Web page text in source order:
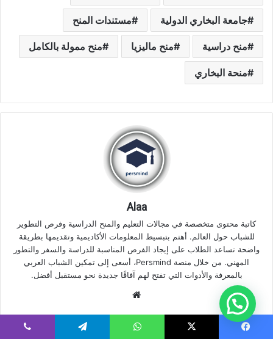
جامعة البخاري الدولية مستندات المنح
منح دراسية منح ماليزيا منح ممولة بالكامل
منحة البخاري
Alaa
كاتبة محتوى متخصصة في مجالات التعليم والمنح الدراسية وفرص التطوير
للشباب حول العالم. أهتم بتبسيط المعلومات الأكاديمية وتقديمها بطريقة
واضحة تساعد الطلاب على إيجاد الفرص المناسبة للدراسة والسفر والتطور
المهني. من خلال منصة Persmind، أسعى إلى تمكين الشباب العربي
بالمعرفة والأدوات التي تفتح لهم آفاقًا جديدة نحو مستقبل أفضل.